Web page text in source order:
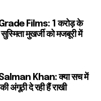
Films: 1 करोड़ के
मुखर्जी को मजबूरी में
Khan: क्या सच में
अंगूठी दे रही हैं राखी